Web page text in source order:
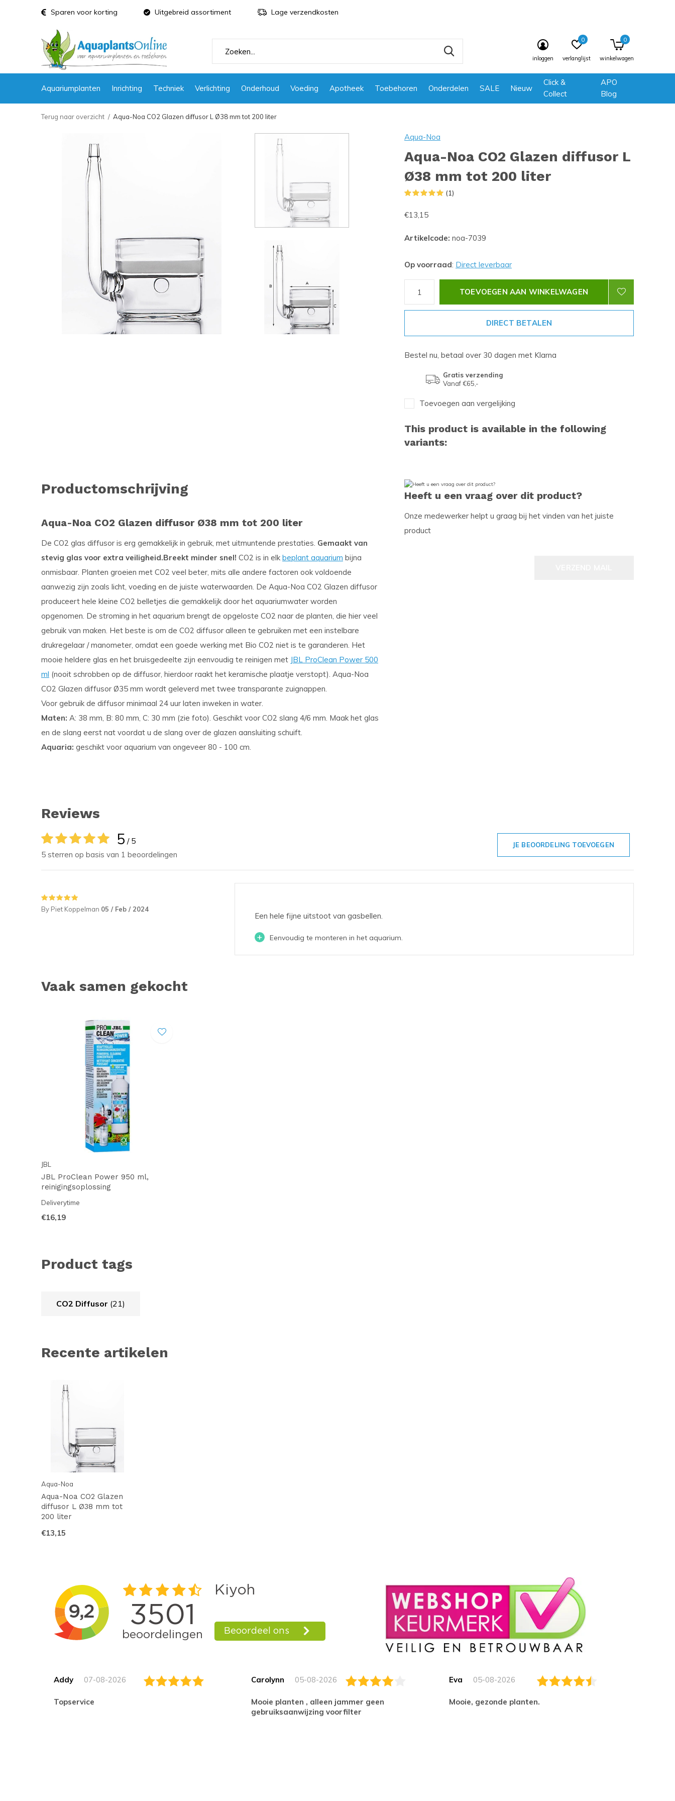
Aquariumplanten Inrichting Techniek Verlichting Onderhoud Voeding Apotheek Toebehoren Onderdelen SALE Nieuw
Click &
Collect
APO
Blog
inloggen verlanglijst
0
winkelwagen
0
Sparen voor korting Uitgebreid assortiment Lage verzendkosten
Terug naar overzicht Aqua-Noa CO2 Glazen diffusor L Ø38 mm tot 200 liter
Aqua-Noa
Aqua-Noa CO2 Glazen diffusor L
Ø38 mm tot 200 liter
(1)
€13,15
Artikelcode: noa-7039
Op voorraad: Direct leverbaar
TOEVOEGEN AAN WINKELWAGEN
DIRECT BETALEN
Bestel nu, betaal over 30 dagen met Klarna
Gratis verzending
Vanaf €65,-
Toevoegen aan vergelijking
This product is available in the following
variants:
Productomschrijving
Aqua-Noa CO2 Glazen diffusor Ø38 mm tot 200 liter
De CO2 glas diffusor is erg gemakkelijk in gebruik, met uitmuntende prestaties. Gemaakt van
stevig glas voor extra veiligheid.Breekt minder snel! CO2 is in elk beplant aquarium bijna
onmisbaar. Planten groeien met CO2 veel beter, mits alle andere factoren ook voldoende
aanwezig zijn zoals licht, voeding en de juiste waterwaarden. De Aqua-Noa CO2 Glazen diffusor
produceert hele kleine CO2 belletjes die gemakkelijk door het aquariumwater worden
opgenomen. De stroming in het aquarium brengt de opgeloste CO2 naar de planten, die hier veel
gebruik van maken. Het beste is om de CO2 diffusor alleen te gebruiken met een instelbare
drukregelaar / manometer, omdat een goede werking met Bio CO2 niet is te garanderen. Het
mooie heldere glas en het bruisgedeelte zijn eenvoudig te reinigen met JBL ProClean Power 500
ml (nooit schrobben op de diffusor, hierdoor raakt het keramische plaatje verstopt). Aqua-Noa
CO2 Glazen diffusor Ø35 mm wordt geleverd met twee transparante zuignappen.
Voor gebruik de diffusor minimaal 24 uur laten inweken in water.
Maten: A: 38 mm, B: 80 mm, C: 30 mm (zie foto). Geschikt voor CO2 slang 4/6 mm. Maak het glas
en de slang eerst nat voordat u de slang over de glazen aansluiting schuift.
Aquaria: geschikt voor aquarium van ongeveer 80 - 100 cm.
Heeft u een vraag over dit product?
Onze medewerker helpt u graag bij het vinden van het juiste
product
Reviews
5 / 5
5 sterren op basis van 1 beoordelingen
JE BEOORDELING TOEVOEGEN
By Piet Koppelman 05 / Feb / 2024
Een hele fijne uitstoot van gasbellen.
+ Eenvoudig te monteren in het aquarium.
Vaak samen gekocht
JBL
JBL ProClean Power 950 ml,
reinigingsoplossing
Deliverytime
€16,19
Product tags
CO2 Diffusor (21)
Recente artikelen
Aqua-Noa
Aqua-Noa CO2 Glazen
diffusor L Ø38 mm tot
200 liter
€13,15
Addy 07-08-2026
topservice
Carolynn 05-08-2026
Mooie planten , alleen jammer geen
gebruiksaanwijzing voorfilter
Eva 05-08-2026
Mooie, gezonde planten.